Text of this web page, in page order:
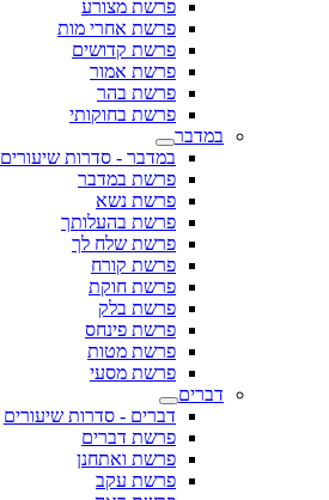
פרשת מצורע
פרשת אחרי מות
פרשת קדושים
פרשת אמור
פרשת בהר
פרשת בחוקותי
במדבר
במדבר - סדרות שיעורים
פרשת במדבר
פרשת נשא
פרשת בהעלותך
פרשת שלח לך
פרשת קורח
פרשת חוקת
פרשת בלק
פרשת פינחס
פרשת מטות
פרשת מסעי
דברים
דברים - סדרות שיעורים
פרשת דברים
פרשת ואתחנן
פרשת עקב